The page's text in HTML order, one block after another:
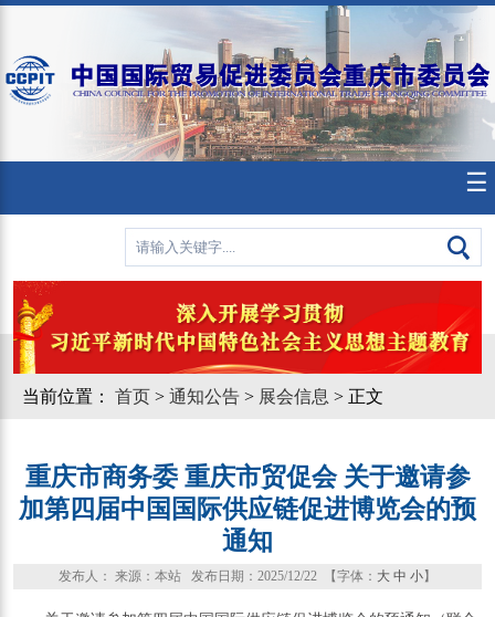
☰
当前位置： 首页 > 通知公告 > 展会信息 > 正文
重庆市商务委 重庆市贸促会 关于邀请参
加第四届中国国际供应链促进博览会的预
通知
发布人： 来源：本站 发布日期：2025/12/22 【字体： 大 中 小】